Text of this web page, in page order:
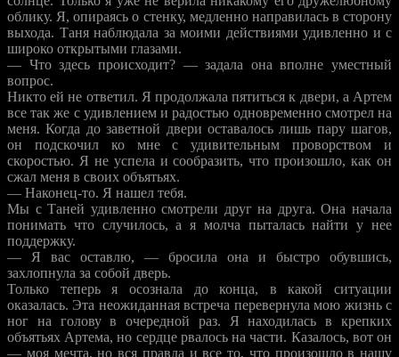
облику. Я, опираясь о стенку, медленно направилась в сторону
выхода. Таня наблюдала за моими действиями удивленно и с
широко открытыми глазами.
— Что здесь происходит? — задала она вполне уместный
вопрос.
Никто ей не ответил. Я продолжала пятиться к двери, а Артем
все так же с удивлением и радостью одновременно смотрел на
меня. Когда до заветной двери оставалось лишь пару шагов,
он подскочил ко мне с удивительным проворством и
скоростью. Я не успела и сообразить, что произошло, как он
сжал меня в своих объятьях.
— Наконец-то. Я нашел тебя.
Мы с Таней удивленно смотрели друг на друга. Она начала
понимать что случилось, а я молча пыталась найти у нее
поддержку.
— Я вас оставлю, — бросила она и быстро обувшись,
захлопнула за собой дверь.
Только теперь я осознала до конца, в какой ситуации
оказалась. Эта неожиданная встреча перевернула мою жизнь с
ног на голову в очередной раз. Я находилась в крепких
объятьях Артема, но сердце рвалось на части. Казалось, вот он
— моя мечта, но вся правда и все то, что произошло в нашу